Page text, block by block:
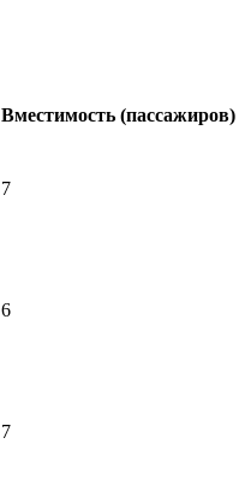
Вместимость (пассажиров)
7
6
7